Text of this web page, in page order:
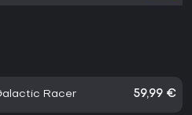
Racer 59,99 €